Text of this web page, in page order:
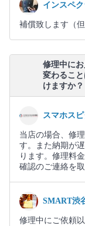
インスペ
補償致します（
修理中に
変わるこ
けますか
スマホス
当店の場合、修
す。また納期が
ります。修理料
確認のご連絡を
SMART渋
修理中にご依頼